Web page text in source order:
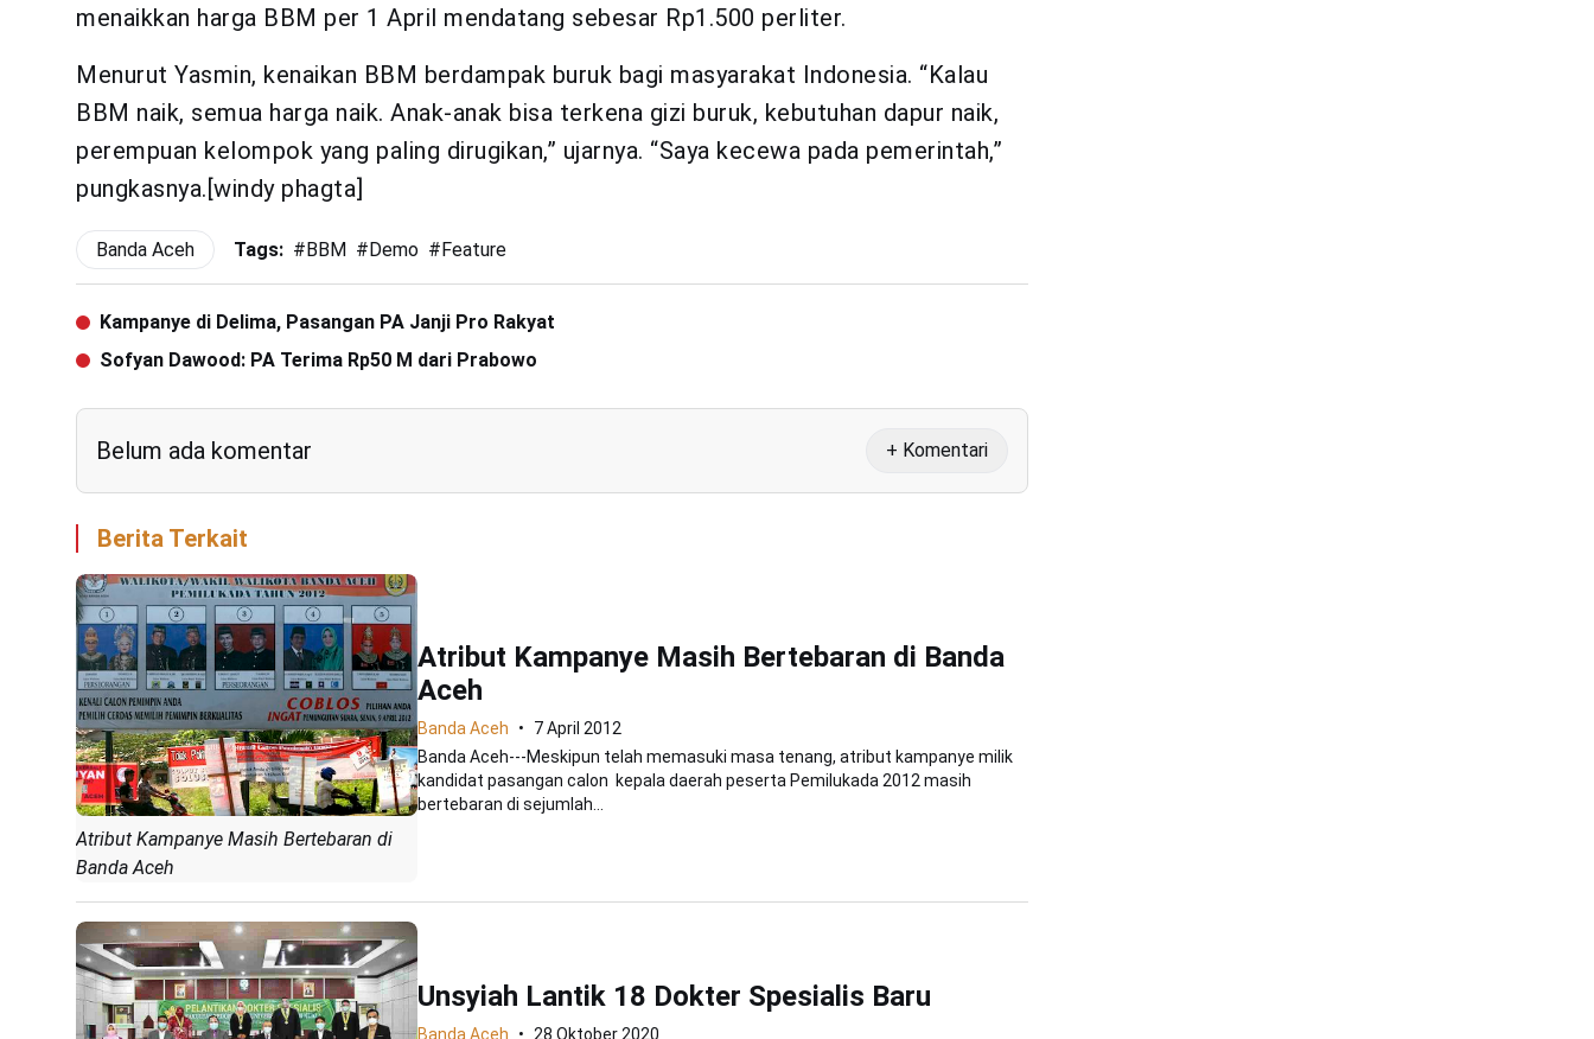
menaikkan harga BBM per 1 April mendatang sebesar Rp1.500 perliter.
Menurut Yasmin, kenaikan BBM berdampak buruk bagi masyarakat Indonesia. “Kalau
BBM naik, semua harga naik. Anak-anak bisa terkena gizi buruk, kebutuhan dapur naik,
perempuan kelompok yang paling dirugikan,” ujarnya. “Saya kecewa pada pemerintah,”
pungkasnya.[windy phagta]
Banda Aceh Tags: #BBM #Demo #Feature
Kampanye di Delima, Pasangan PA Janji Pro Rakyat
Sofyan Dawood: PA Terima Rp50 M dari Prabowo
Belum ada komentar + Komentari
Berita Terkait
Atribut Kampanye Masih Bertebaran di
Banda Aceh
Atribut Kampanye Masih Bertebaran di Banda
Aceh
Banda Aceh
7 April 2012
Banda Aceh---Meskipun telah memasuki masa tenang, atribut kampanye milik
kandidat pasangan calon kepala daerah peserta Pemilukada 2012 masih
bertebaran di sejumlah...
Unsyiah Lantik 18 Dokter Spesialis Baru
Banda Aceh 28 Oktober 2020